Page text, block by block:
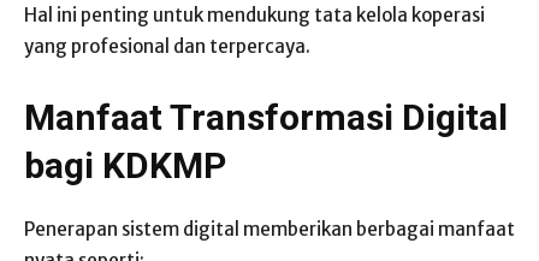
Hal ini penting untuk mendukung tata kelola koperasi
yang profesional dan terpercaya.
Manfaat Transformasi Digital
bagi KDKMP
Penerapan sistem digital memberikan berbagai manfaat